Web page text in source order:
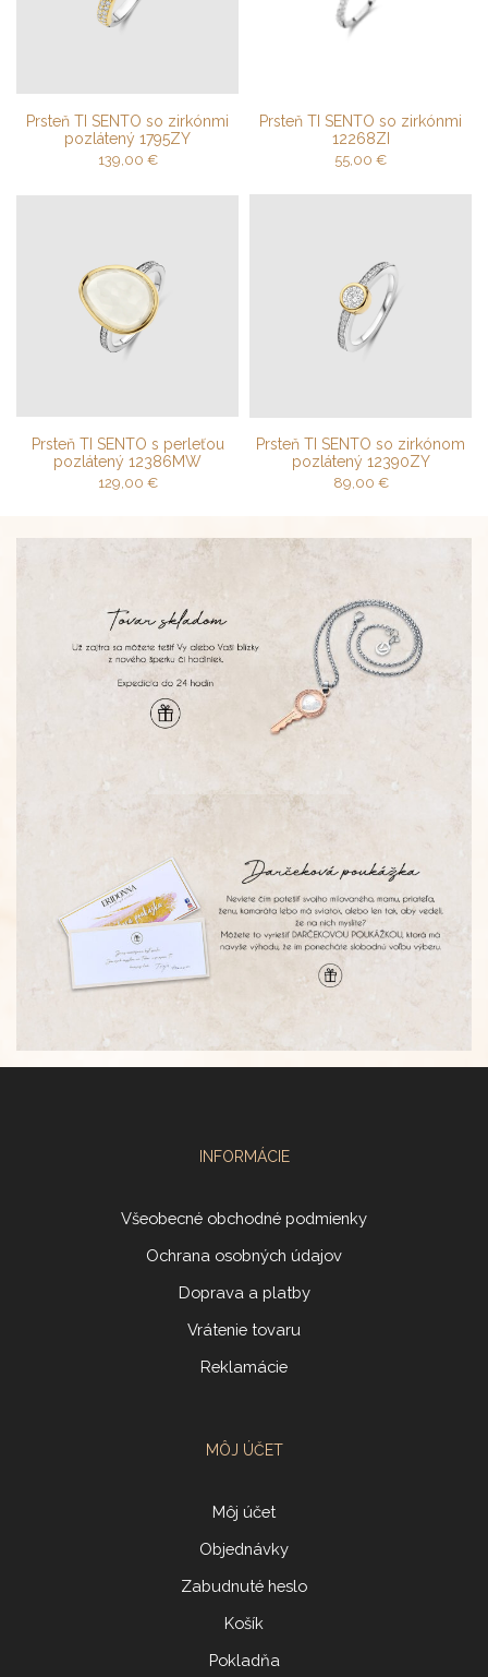
Prsteň TI SENTO so zirkónmi
pozlátený 1795ZY
139,00 €
Prsteň TI SENTO so zirkónmi
12268ZI
55,00 €
Prsteň TI SENTO s perleťou
pozlátený 12386MW
129,00 €
Prsteň TI SENTO so zirkónom
pozlátený 12390ZY
89,00 €
INFORMÁCIE
Všeobecné obchodné podmienky
Ochrana osobných údajov
Doprava a platby
Vrátenie tovaru
Reklamácie
MÔJ ÚČET
Môj účet
Objednávky
Zabudnuté heslo
Košík
Pokladňa